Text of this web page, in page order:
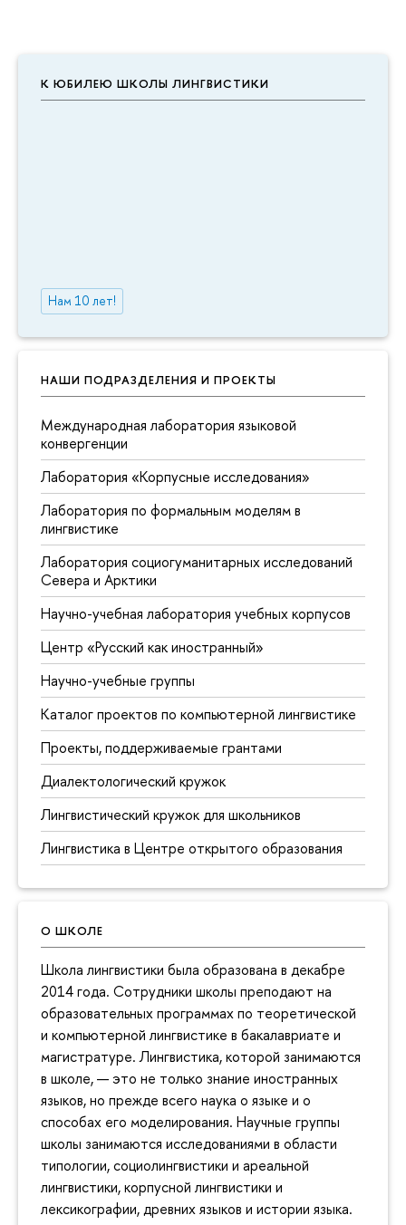
К ЮБИЛЕЮ ШКОЛЫ ЛИНГВИСТИКИ
Нам 10 лет!
НАШИ ПОДРАЗДЕЛЕНИЯ И ПРОЕКТЫ
Международная лаборатория языковой
конвергенции
Лаборатория «Корпусные исследования»
Лаборатория по формальным моделям в
лингвистике
Лаборатория социогуманитарных исследований
Севера и Арктики
Научно-учебная лаборатория учебных корпусов
Центр «Русский как иностранный»
Научно-учебные группы
Каталог проектов по компьютерной лингвистике
Проекты, поддерживаемые грантами
Диалектологический кружок
Лингвистический кружок для школьников
Лингвистика в Центре открытого образования
О ШКОЛЕ
Школа лингвистики была образована в декабре
2014 года. Сотрудники школы преподают на
образовательных программах по теоретической
и компьютерной лингвистике в бакалавриате и
магистратуре. Лингвистика, которой занимаются
в школе, — это не только знание иностранных
языков, но прежде всего наука о языке и о
способах его моделирования. Научные группы
школы занимаются исследованиями в области
типологии, социолингвистики и ареальной
лингвистики, корпусной лингвистики и
лексикографии, древних языков и истории языка.